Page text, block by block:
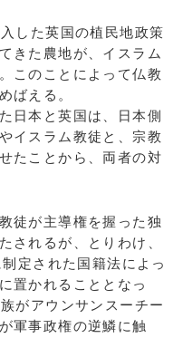
した英国の植民地政策
きた農地が、イスラム
このことによって仏教
ばえる。
日本と英国は、日本側
イスラム教徒と、宗教
たことから、両者の対
徒が主導権を握った独
されるが、とりわけ、
定された国籍法によっ
置かれることとなっ
がアウンサンスーチー
軍事政権の逆鱗に触